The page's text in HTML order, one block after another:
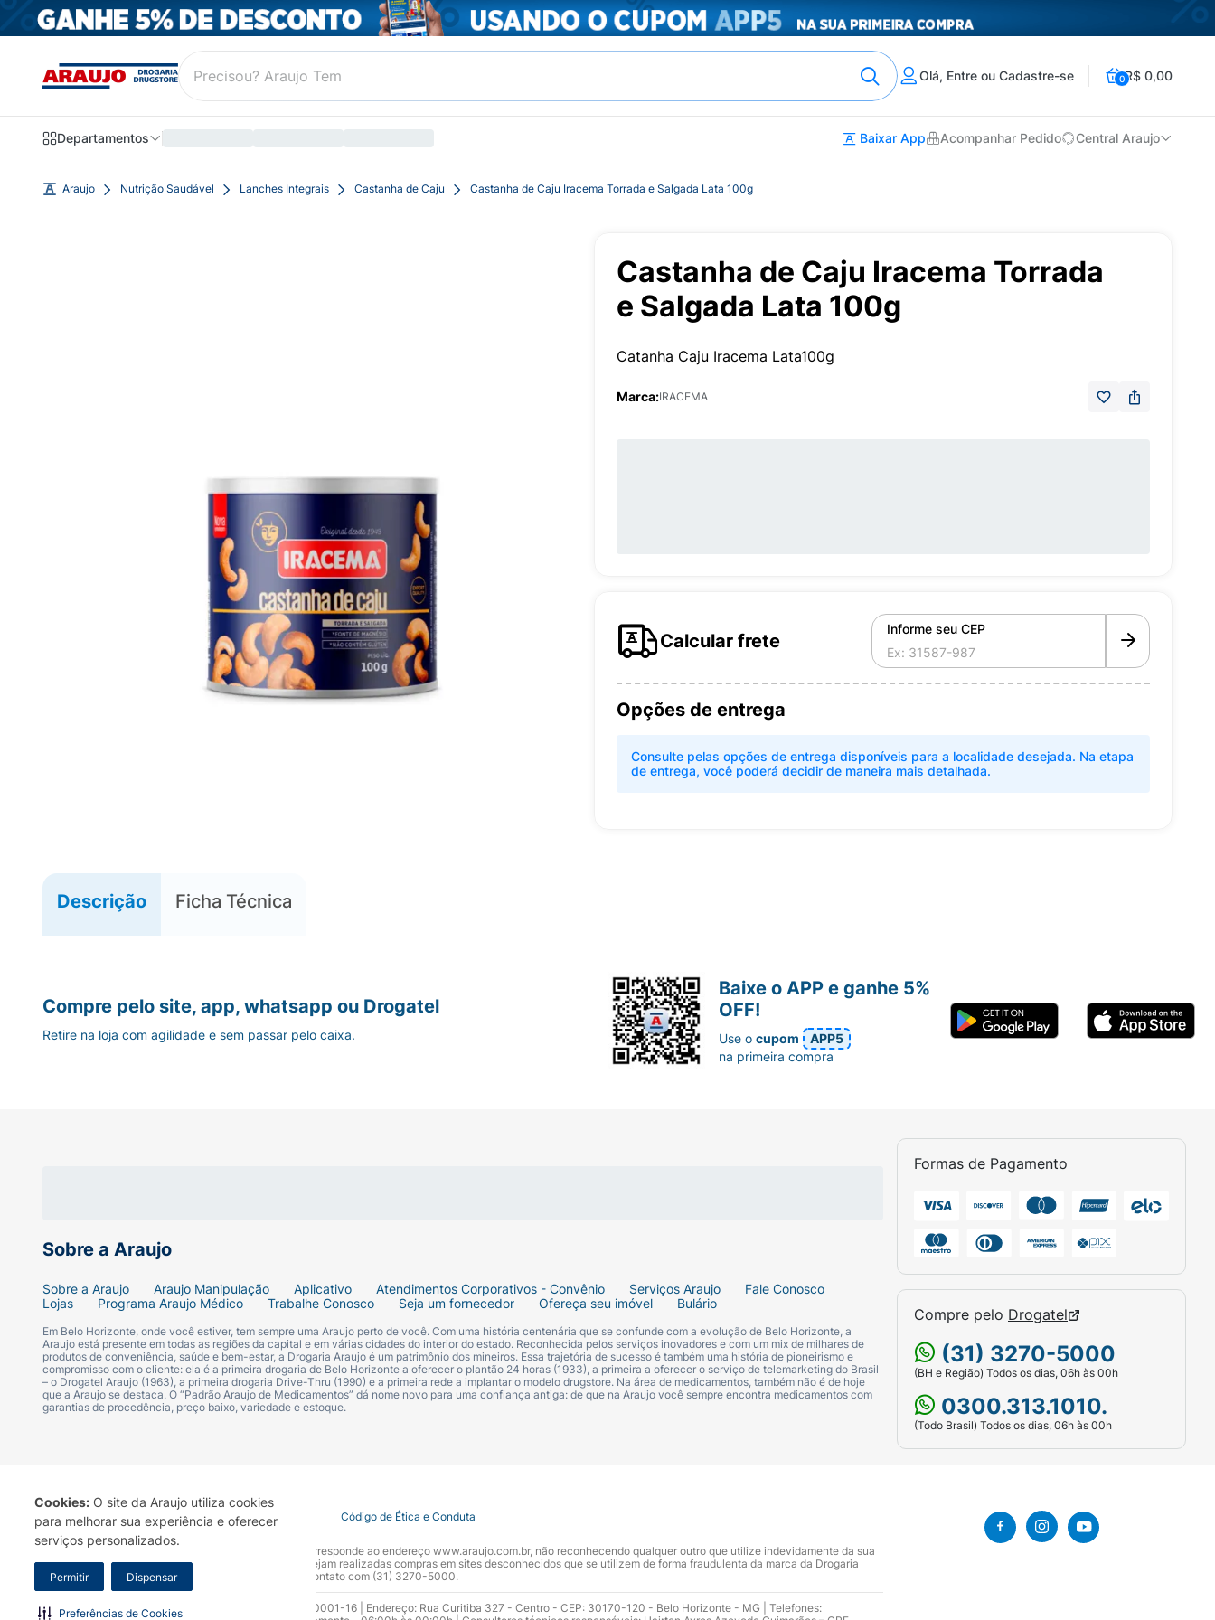
Cookies: O site da Araujo utiliza cookies
para melhorar sua experiência e oferecer
serviços personalizados.
Permitir Dispensar
Preferências de Cookies
Olá, Entre ou Cadastre-se 0R$ 0,00
Departamentos Baixar App Acompanhar Pedido Central Araujo
Araujo Nutrição Saudável Lanches Integrais Castanha de Caju Castanha de Caju Iracema Torrada e Salgada Lata 100g
Castanha de Caju Iracema Torrada
e Salgada Lata 100g
Catanha Caju Iracema Lata100g
Marca:IRACEMA
Calcular frete
Informe seu CEP
Opções de entrega
Consulte pelas opções de entrega disponíveis para a localidade desejada. Na etapa
de entrega, você poderá decidir de maneira mais detalhada.
Descrição Ficha Técnica
Sobre a Araujo
Sobre a Araujo Araujo Manipulação Aplicativo Atendimentos Corporativos - Convênio Serviços Araujo
Fale Conosco
Lojas
Programa Araujo Médico Trabalhe Conosco Seja um fornecedor Ofereça seu imóvel Bulário
Em Belo Horizonte, onde você estiver, tem sempre uma Araujo perto de você. Com uma história centenária que se confunde com a evolução de Belo Horizonte, a
Araujo está presente em todas as regiões da capital e em várias cidades do interior do estado. Reconhecida pelos serviços inovadores e com um mix de milhares de
produtos de conveniência, saúde e bem-estar, a Drogaria Araujo é um patrimônio dos mineiros. Essa trajetória de sucesso é também uma história de pioneirismo e
compromisso com o cliente: ela é a primeira drogaria de Belo Horizonte a oferecer o plantão 24 horas (1933), a primeira a oferecer o serviço de telemarketing do Brasil
– o Drogatel Araujo (1963), a primeira drogaria Drive-Thru (1990) e a primeira rede a implantar o modelo drugstore. Na área de medicamentos, também não é de hoje
que a Araujo se destaca. O “Padrão Araujo de Medicamentos” dá nome novo para uma confiança antiga: de que na Araujo você sempre encontra medicamentos com
garantias de procedência, preço baixo, variedade e estoque.
Formas de Pagamento
Compre pelo Drogatel
(31) 3270-5000
(BH e Região) Todos os dias, 06h às 00h
0300.313.1010.
(Todo Brasil) Todos os dias, 06h às 00h
Compre pelo site, app, whatsapp ou Drogatel
Retire na loja com agilidade e sem passar pelo caixa.
Baixe o APP e ganhe 5%
OFF!
Use ocupom
APP5
na primeira compra
Termo de Uso Portal da Privacidade Covid-19 Código de Ética e Conduta
A Drogaria Araujo S/A informa que o seu site oficial corresponde ao endereço www.araujo.com.br, não reconhecendo qualquer outro que utilize indevidamente da sua
marca. Para sua segurança recomendamos que não sejam realizadas compras em sites desconhecidos que se utilizem de forma fraudulenta da marca da Drogaria
Araujo S.A. Em caso de dúvidas, gentileza entrar em contato com (31) 3270-5000.
Razão Social: Drogaria Araujo S.A | CNPJ: 17.256.512.0001-16 | Endereço: Rua Curitiba 327 - Centro - CEP: 30170-120 - Belo Horizonte - MG | Telefones: